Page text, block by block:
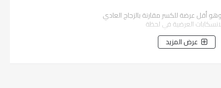
أقل عرضة للكسر مقارنة بالزجاج العادي
العرضية في لحظة
العريضة
التي تريدها باستخدام أدراج الخضروات ذات العرض الكامل
عرض المزيد